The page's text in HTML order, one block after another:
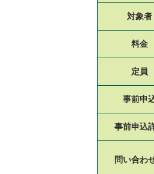
対象者
料金
定員
事前申
事前申込
問い合わ